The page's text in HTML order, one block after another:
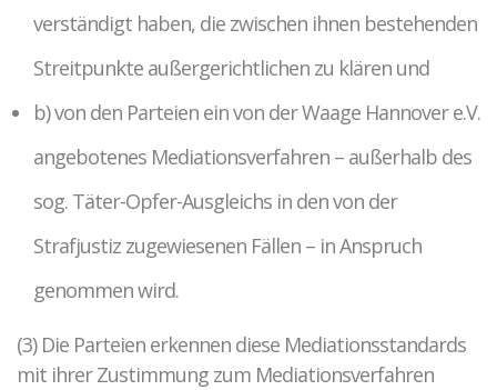
Projekte und Veranstaltungen
Gewaltprävention im Fußball
CROSSING PROTECT
verständigt haben, die zwischen ihnen bestehenden
Streitpunkte außergerichtlichen zu klären und
b) von den Parteien ein von der Waage Hannover e.V.
angebotenes Mediationsverfahren – außerhalb des
sog. Täter-Opfer-Ausgleichs in den von der
Strafjustiz zugewiesenen Fällen – in Anspruch
genommen wird.
(3) Die Parteien erkennen diese Mediationsstandards
mit ihrer Zustimmung zum Mediationsverfahren